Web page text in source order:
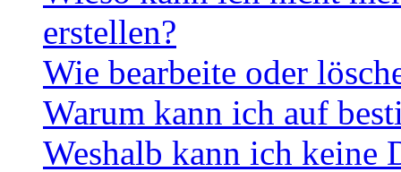
erstellen?
Wie bearbeite oder
Warum kann ich auf
Weshalb kann ich keine